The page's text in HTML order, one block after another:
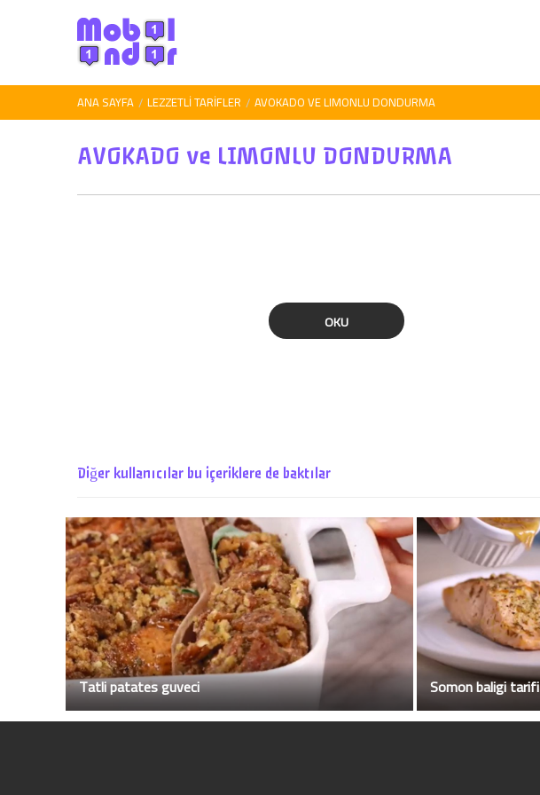
ANA SAYFA LEZZETLI TARIFLER AVOKADO VE LIMONLU DONDURMA
AVOKADO ve LIMONLU DONDURMA
OKU
Diğer kullanıcılar bu içeriklere de baktılar
Tatli patates guveci Somon baligi tarifi